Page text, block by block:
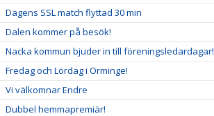
Dagens SSL match flyttad 30 min
Dalen kommer på besök!
Nacka kommun bjuder in till föreningsledardagar!
Fredag och Lördag i Orminge!
Vi välkomnar Endre
Dubbel hemmapremiär!